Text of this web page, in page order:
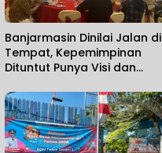
Banjarmasin Dinilai Jalan di
Tempat, Kepemimpinan
Dituntut Punya Visi dan